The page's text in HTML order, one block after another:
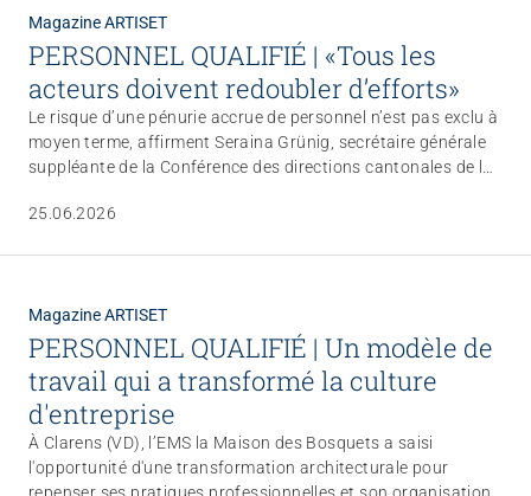
Magazine ARTISET
PERSONNEL QUALIFIÉ | «Tous les
acteurs doivent redoubler d’efforts»
Le risque d’une pénurie accrue de personnel n’est pas exclu à
moyen terme, affirment Seraina Grünig, secrétaire générale
suppléante de la Conférence des directions cantonales de la
Conférence des directions cantonales des affaires sociales
responsabilités.
25.06.2026
Magazine ARTISET
PERSONNEL QUALIFIÉ | Un modèle de
travail qui a transformé la culture
d'entreprise
À Clarens (VD), l’EMS la Maison des Bosquets a saisi
l'opportunité d'une transformation architecturale pour